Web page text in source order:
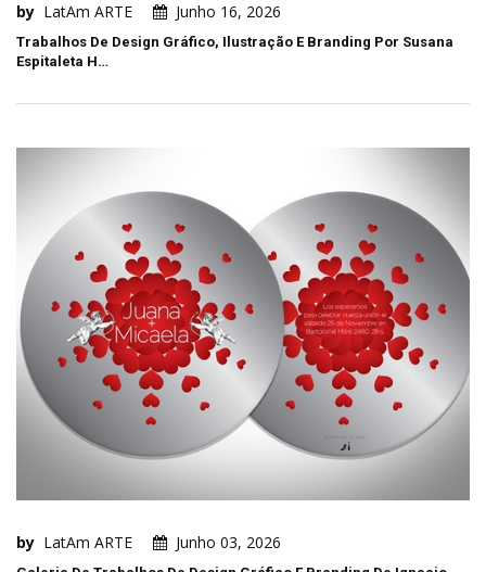
by LatAm ARTE Junho 16, 2026
Trabalhos De Design Gráfico, Ilustração E Branding Por Susana
Espitaleta H…
by LatAm ARTE Junho 03, 2026